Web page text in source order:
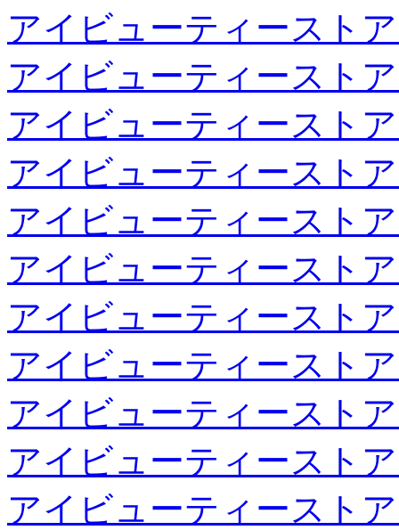
アイビューティースト
アイビューティースト
アイビューティースト
アイビューティースト
アイビューティースト
アイビューティースト
アイビューティースト
アイビューティースト
アイビューティースト
アイビューティースト
アイビューティースト